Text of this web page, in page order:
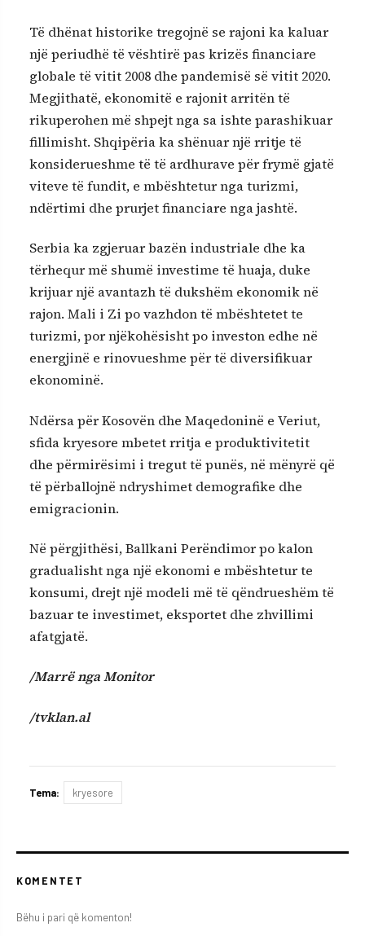
Të dhënat historike tregojnë se rajoni ka kaluar
një periudhë të vështirë pas krizës financiare
globale të vitit 2008 dhe pandemisë së vitit 2020.
Megjithatë, ekonomitë e rajonit arritën të
rikuperohen më shpejt nga sa ishte parashikuar
fillimisht. Shqipëria ka shënuar një rritje të
konsiderueshme të të ardhurave për frymë gjatë
viteve të fundit, e mbështetur nga turizmi,
ndërtimi dhe prurjet financiare nga jashtë.
Serbia ka zgjeruar bazën industriale dhe ka
tërhequr më shumë investime të huaja, duke
krijuar një avantazh të dukshëm ekonomik në
rajon. Mali i Zi po vazhdon të mbështetet te
turizmi, por njëkohësisht po investon edhe në
energjinë e rinovueshme për të diversifikuar
ekonominë.
Ndërsa për Kosovën dhe Maqedoninë e Veriut,
sfida kryesore mbetet rritja e produktivitetit
dhe përmirësimi i tregut të punës, në mënyrë që
të përballojnë ndryshimet demografike dhe
emigracionin.
Në përgjithësi, Ballkani Perëndimor po kalon
gradualisht nga një ekonomi e mbështetur te
konsumi, drejt një modeli më të qëndrueshëm të
bazuar te investimet, eksportet dhe zhvillimi
afatgjatë.
/Marrë nga Monitor
/tvklan.al
Tema: kryesore
KOMENTET
Bëhu i pari që komenton!